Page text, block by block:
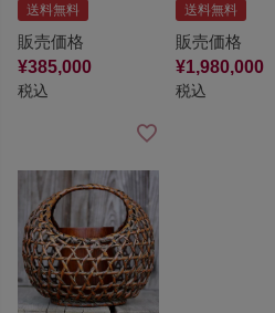
送料無料
販売価格
¥385,000
税込
送料無料
販売価格
¥1,980,000
税込